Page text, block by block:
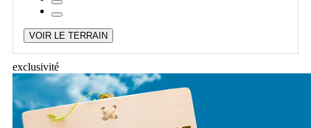
VOIR LE TERRAIN
exclusivité